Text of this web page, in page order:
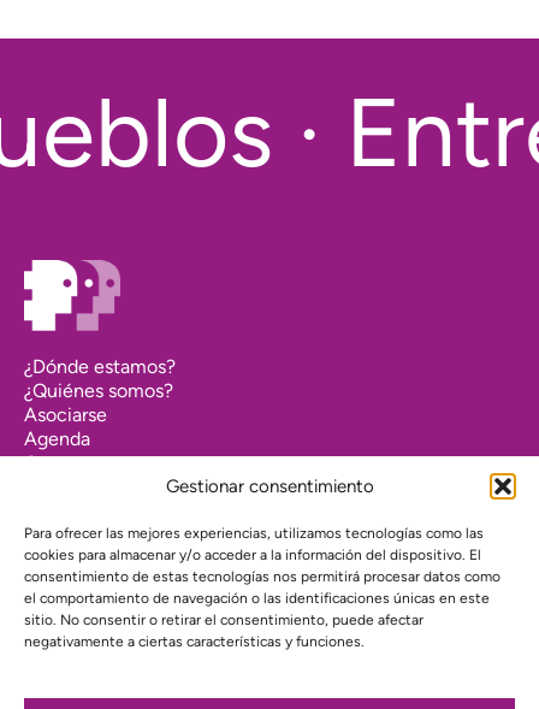
Gestionar consentimiento
Para ofrecer las mejores experiencias, utilizamos tecnologías como las
cookies para almacenar y/o acceder a la información del dispositivo. El
consentimiento de estas tecnologías nos permitirá procesar datos como
el comportamiento de navegación o las identificaciones únicas en este
sitio. No consentir o retirar el consentimiento, puede afectar
negativamente a ciertas características y funciones.
·
¿Dónde estamos?
¿Quiénes somos?
Asociarse
Agenda
Contacto
Política de privacidad
Proyecto web financiado por: